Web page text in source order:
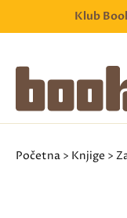
Klub
Početna > Knjige >